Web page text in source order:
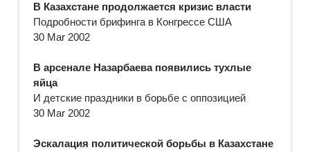
В Казахстане продолжается кризис власти
Подробности брифинга в Конгрессе США
30 Mar 2002
В арсенале Назарбаева появились тухлые
яйца
И детские праздники в борьбе с оппозицией
30 Mar 2002
Эскалация политической борьбы в Казахстане